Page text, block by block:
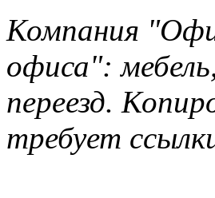
Компания
офиса":
переезд.
требует